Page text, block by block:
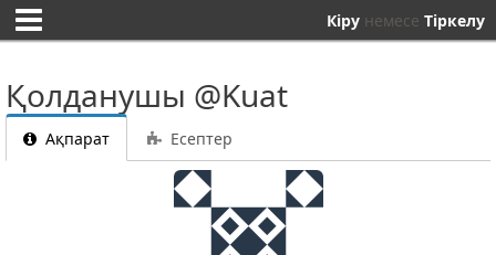
Кіру немесе Тіркелу
Қолданушы @Kuat
Ақпарат Есептер